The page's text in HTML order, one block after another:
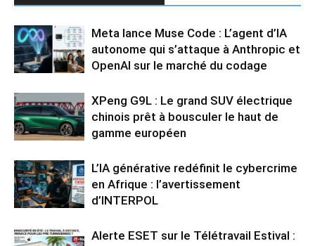
Meta lance Muse Code : L’agent d’IA
autonome qui s’attaque à Anthropic et
OpenAI sur le marché du codage
XPeng G9L : Le grand SUV électrique
chinois prêt à bousculer le haut de
gamme européen
L’IA générative redéfinit le cybercrime
en Afrique : l’avertissement
d’INTERPOL
Alerte ESET sur le Télétravail Estival :